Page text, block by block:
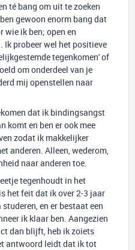
té bang om uit te zoeken
gewoon enorm bang dat
wie ik ben; open en
Ik probeer wel het positieve
tegenkomen' of
om onderdeel van je
mij openstellen naar
dat ik bindingsangst
komt en ben er ook mee
zodat ik makkelijker
anderen. Alleen, wederom,
naar anderen toe.
tegenhoudt in het
het feit dat ik over 2-3 jaar
en er bestaat een
ik klaar ben. Aangezien
dan blijft, heb ik zoiets
antwoord leidt dat ik tot